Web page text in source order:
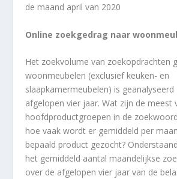
de maand april van 2020
Online zoekgedrag naar
Het zoekvolume van zoekopdrachten
woonmeubelen (exclusief keuken- en
slaapkamermeubelen) is geanalyseerd
afgelopen vier jaar. Wat zijn de meest
hoofdproductgroepen in de
hoe vaak wordt er gemiddeld per
bepaald product gezocht?
het gemiddeld aantal maandelijkse
over de afgelopen vier jaar van de